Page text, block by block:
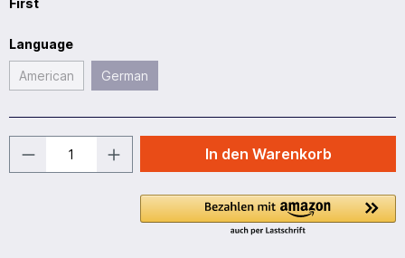
Language
American German
In den Warenkorb